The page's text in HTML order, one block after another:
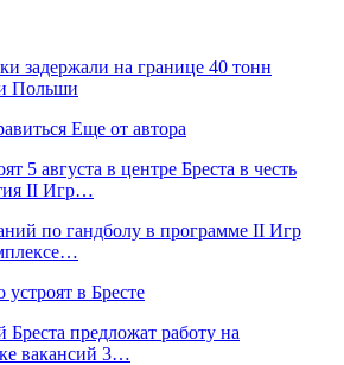
задержали на границе 40 тонн
Польши
Еще от автора
5 августа в центре Бреста в честь
II Игр…
по гандболу в программе II Игр
в Бресте
предложат работу на
вакансий 3…